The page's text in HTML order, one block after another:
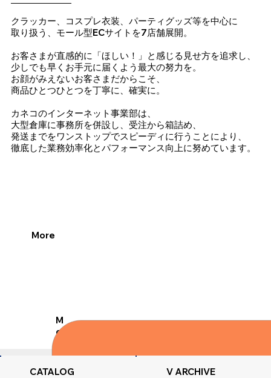
M
or
クラッカー、コスプレ衣装、パーティグッズ等を中心に
取り扱う、モール型ECサイトを7店舗展開。
お客さまが直感的に「ほしい！」と感じる見せ方を追求し、
少しでも早くお手元に届くよう最大の努力を。
お顔がみえないお客さまだからこそ、
商品ひとつひとつを丁寧に、確実に。
カネコのインターネット事業部は、
大型倉庫に事務所を併設し、受注から箱詰め、
発送までをワンストップでスピーディに行うことにより、
徹底した業務効率化とパフォーマンス向上に努めています。
More
CATALOG
V ARCHIVE